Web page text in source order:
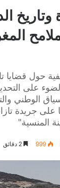
تازة
حول قضايا
على
الوطني
على جريدة
المنسية"
999